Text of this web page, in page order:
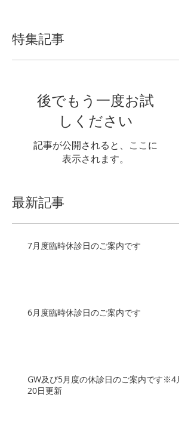
特集記事
後でもう一度お試
しください
記事が公開されると、ここに
表示されます。
最新記事
7月度臨時休診日のご案内です
6月度臨時休診日のご案内です
GW及び5月度の休診日のご案内です※4月
20日更新